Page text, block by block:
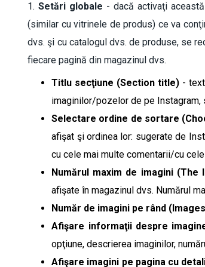
1.Setări globale - dacă activaţi
(similar cu vitrinele de produs) ce va
dvs. şi cu catalogul dvs. de produse, se
fiecare pagină din magazinul dvs.
Titlu secţiune (Section title)-
imaginilor/pozelor de pe Instagram,
Selectare ordine de sortare
afişat şi ordinea lor: sugerate de
cu cele mai multe comentarii/cu
Numărul maxim de imagini
afişate în magazinul dvs. Numărul
Număr de imagini pe rând
Afişare informaţii despre
opţiune, descrierea imaginilor,
Afişare imagini pe pagina cu